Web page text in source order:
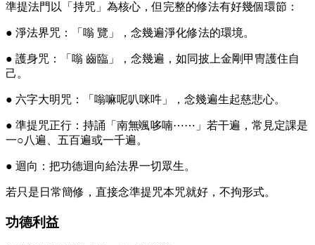
準提法門以「持咒」為核心，但完整的修法有好幾個環節：
● 淨法界咒：「嗡 覽」，念幾遍淨化修法的環境。
● 護身咒：「嗡 齒臨」，念幾遍，如同披上金剛甲冑護住自
己。
● 六字大明咒：「嗡嘛呢叭咪吽」，念幾遍生起慈悲心。
● 準提咒正行：持誦「南無颯哆喃⋯⋯」若干遍，常見定課是
一○八遍、五百遍或一千遍。
● 迴向：把功德迴向給法界一切眾生。
若只是日常簡修，直接念準提咒本咒就好，不拘形式。
功德利益